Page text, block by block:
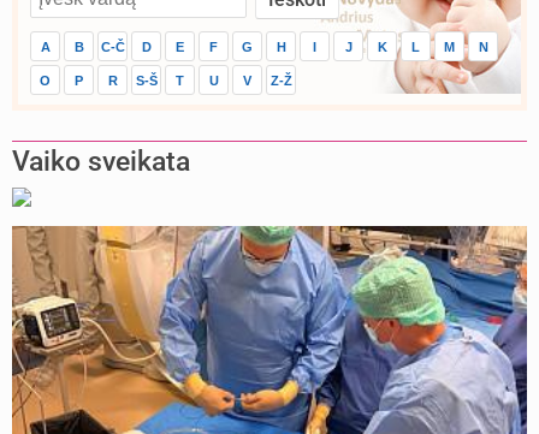
A B C-Č D E F G H I J K L M N
O P R S-Š T U V Z-Ž
Vaiko sveikata